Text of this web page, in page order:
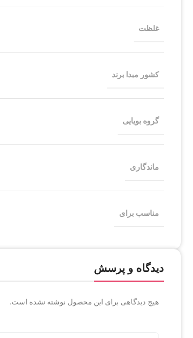
غلظت
کشور مبدا برند
گروه بویایی
ماندگاری
مناسب برای
دیدگاه و پرسش
هیچ دیدگاهی برای این محصول نوشته نشده است.